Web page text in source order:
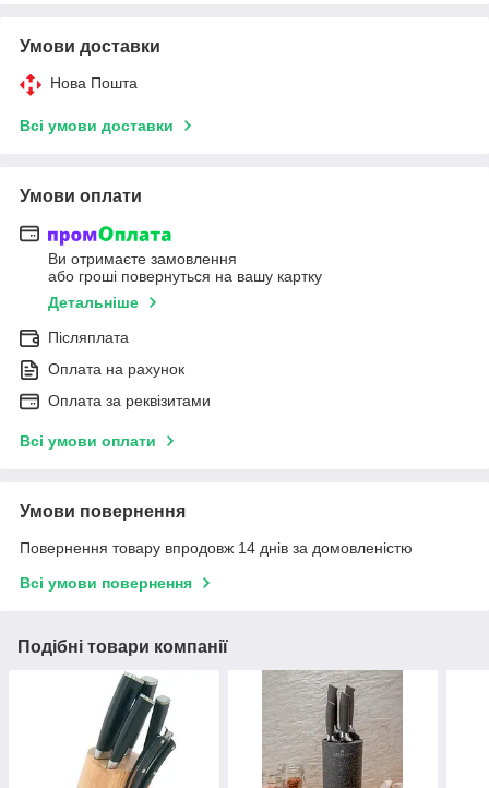
Умови доставки
Нова Пошта
Всі умови доставки
Умови оплати
Ви отримаєте замовлення
або гроші повернуться на вашу картку
Детальніше
Післяплата
Оплата на рахунок
Оплата за реквізитами
Всі умови оплати
Умови повернення
Повернення товару впродовж 14 днів за домовленістю
Всі умови повернення
Подібні товари компанії